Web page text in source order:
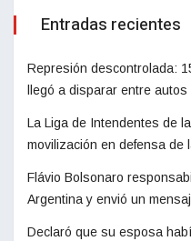
Entradas recientes
Represión descontrolada:
llegó a disparar entre
La Liga de Intendentes de
movilización en defensa
Flávio Bolsonaro
Argentina y envió un
Declaró que su esposa